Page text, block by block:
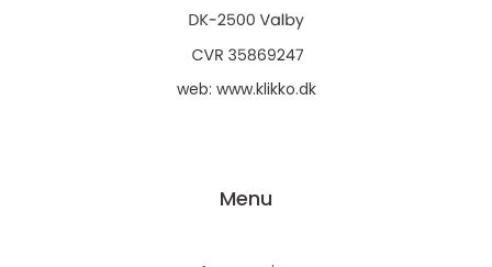
web: www.klikko.dk
Menu